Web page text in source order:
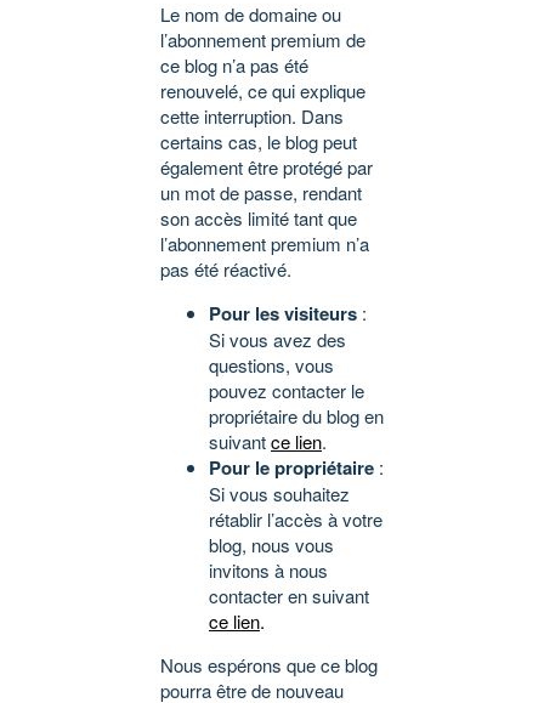
Le nom de domaine ou
l’abonnement premium de
ce blog n’a pas été
renouvelé, ce qui explique
cette interruption. Dans
certains cas, le blog peut
également être protégé par
un mot de passe, rendant
son accès limité tant que
l’abonnement premium n’a
pas été réactivé.
Pour les visiteurs :
Si vous avez des
questions, vous
pouvez contacter le
propriétaire du blog en
suivantce lien.
Pour le propriétaire :
Si vous souhaitez
rétablir l’accès à votre
blog, nous vous
invitons à nous
contacter en suivant
ce lien.
Nous espérons que ce blog
pourra être de nouveau